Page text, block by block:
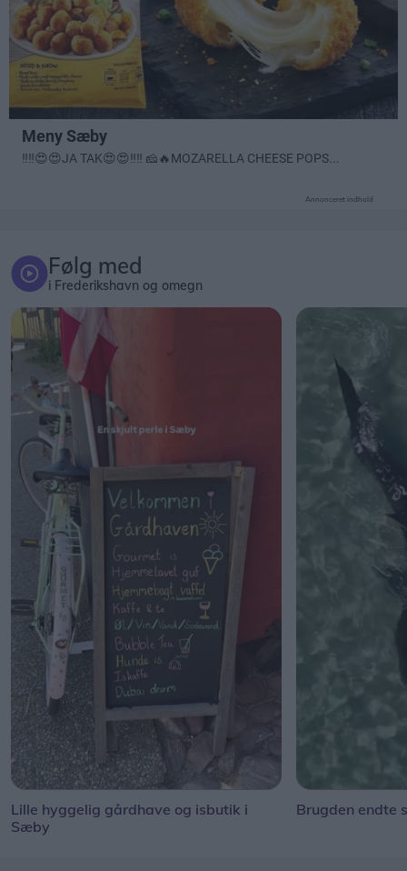
Annonceret indhold
Følg med
i Frederikshavn og omegn
Lille hyggelig gårdhave og isbutik i
Sæby
Brugden endte